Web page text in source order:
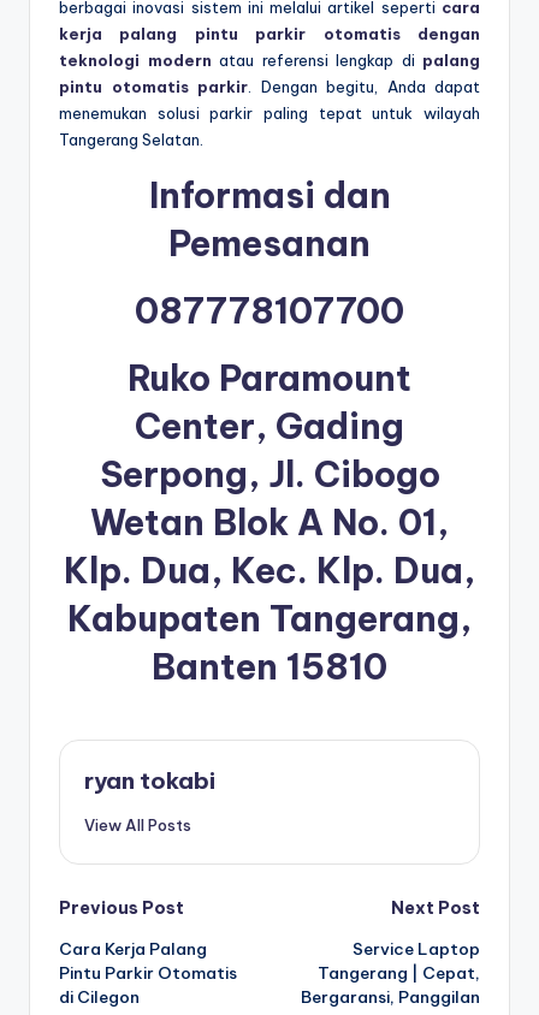
berbagai inovasi sistem ini melalui artikel seperti cara
kerja palang pintu parkir otomatis dengan
teknologi modern atau referensi lengkap di palang
pintu otomatis parkir . Dengan begitu, Anda dapat
menemukan solusi parkir paling tepat untuk wilayah
Tangerang Selatan.
Informasi dan
Pemesanan
087778107700
Ruko Paramount
Center, Gading
Serpong, Jl. Cibogo
Wetan Blok A No. 01,
Klp. Dua, Kec. Klp. Dua,
Kabupaten Tangerang,
Banten 15810
ryan tokabi
View All Posts
Post
navigation
Previous Post
Cara Kerja Palang
Pintu Parkir Otomatis
di Cilegon
Next Post
Service Laptop
Tangerang | Cepat,
Bergaransi, Panggilan